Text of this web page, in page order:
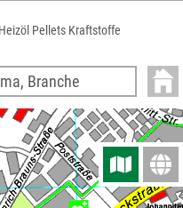
Pellets Kraftstoffe